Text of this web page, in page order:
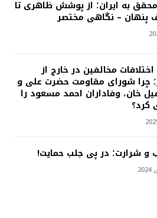
به ایران؛ از پوشش ظاهری تا
پنهان – نگاهی مختصر
اختلافات مخالفین در خارج از
چرا شورای مقاومت حضرت علی و
خان، وفاداران احمد مسعود را
کرد؟
و شرارت؛ در پی جلب حمایت!